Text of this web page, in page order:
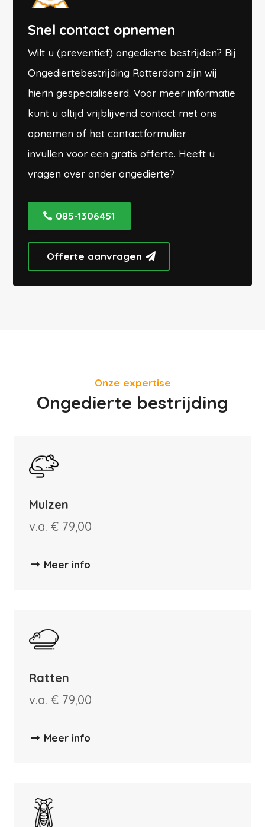
Snel contact opnemen
Wilt u (preventief) ongedierte bestrijden? Bij
Ongediertebestrijding Rotterdam zijn wij
hierin gespecialiseerd. Voor meer informatie
kunt u altijd vrijblijvend contact met ons
opnemen of het contactformulier
invullen voor een gratis offerte. Heeft u
vragen over ander ongedierte?
085-1306451
Offerte aanvragen
Onze expertise
Ongedierte bestrijding
Muizen
v.a. € 79,00
Meer info
Ratten
v.a. € 79,00
Meer info